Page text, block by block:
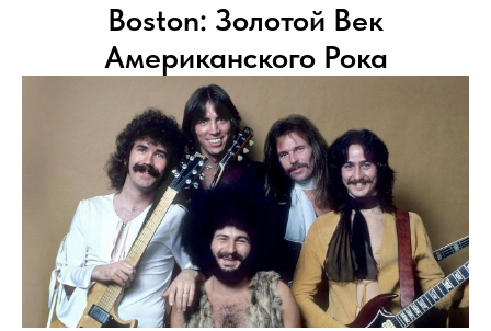
Boston: Золотой Век
Американского Рока